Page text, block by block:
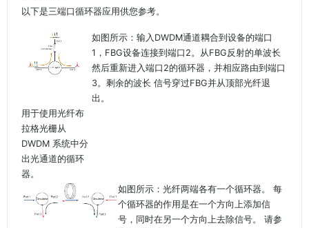
以下是三端口循环器应用供您参考。
如图所示：输入DWDM通道耦合到设备的端口
1，FBG设备连接到端口2。从FBG反射的单波长
然后重新进入端口2的循环器，并相应路由到端口
3。剩余的波长 信号穿过FBG并从顶部光纤退
出。
用于使用光纤布
拉格光栅从
DWDM 系统中分
出光通道的循环
器。
如图所示：光纤两端各有一个循环器。 每
个循环器的作用是在一个方向上添加信
号，同时在另一个方向上去除信号。 请参